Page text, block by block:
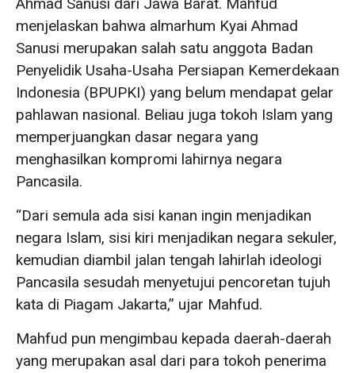
menjelaskan bahwa almarhum Kyai Ahmad
Sanusi merupakan salah satu anggota Badan
Penyelidik Usaha-Usaha Persiapan Kemerdekaan
Indonesia (BPUPKI) yang belum mendapat gelar
pahlawan nasional. Beliau juga tokoh Islam yang
memperjuangkan dasar negara yang
menghasilkan kompromi lahirnya negara
Pancasila.
“Dari semula ada sisi kanan ingin menjadikan
negara Islam, sisi kiri menjadikan negara sekuler,
kemudian diambil jalan tengah lahirlah ideologi
Pancasila sesudah menyetujui pencoretan tujuh
kata di Piagam Jakarta,” ujar Mahfud.
Mahfud pun mengimbau kepada daerah-daerah
yang merupakan asal dari para tokoh penerima